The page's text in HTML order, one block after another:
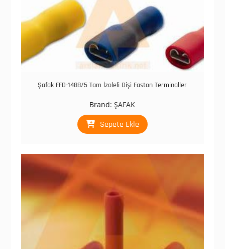
Şafak FFD-1488/5 Tam İzoleli Dişi Faston Terminaller
Brand:ŞAFAK
Sepete Ekle